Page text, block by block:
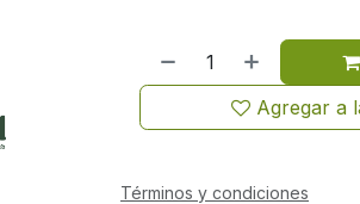
Agregar a
Términos y condiciones